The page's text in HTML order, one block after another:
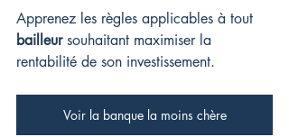
Apprenez les règles applicables à tout
bailleur souhaitant maximiser la
rentabilité de son investissement.
Voir la banque la moins chère